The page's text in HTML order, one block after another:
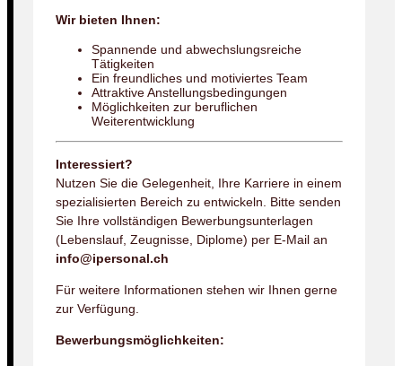
Wir bieten Ihnen:
Spannende und abwechslungsreiche
Tätigkeiten
Ein freundliches und motiviertes Team
Attraktive Anstellungsbedingungen
Möglichkeiten zur beruflichen
Weiterentwicklung
Interessiert?
Nutzen Sie die Gelegenheit, Ihre Karriere in einem
spezialisierten Bereich zu entwickeln. Bitte senden
Sie Ihre vollständigen Bewerbungsunterlagen
(Lebenslauf, Zeugnisse, Diplome) per E-Mail an
info@ipersonal.ch
Für weitere Informationen stehen wir Ihnen gerne
zur Verfügung.
Bewerbungsmöglichkeiten: